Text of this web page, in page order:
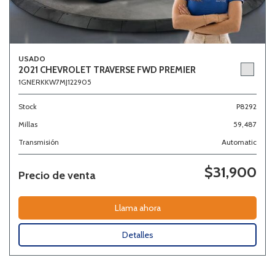
USADO
2021 CHEVROLET TRAVERSE FWD PREMIER
1GNERKKW7MJ122905
Stock
P8292
Millas
59,487
Transmisión
Automatic
Precio de venta $31,900
Llama ahora
Detalles